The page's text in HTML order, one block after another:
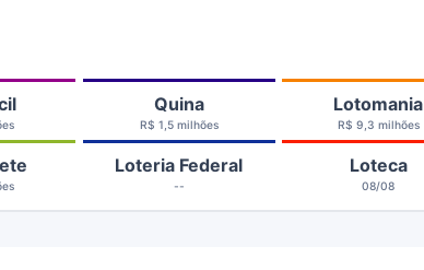
Quina
R$ 1,5 milhões
Lotomania
R$ 9,3 milhões
Loteria Federal
--
Loteca
08/08